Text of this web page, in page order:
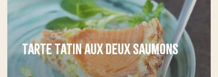
Tarte tatin aux deux saumons